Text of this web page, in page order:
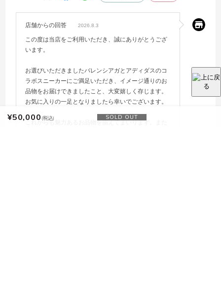
¥50,000 (税込) SOLD OUT
店舗からの回答 2026.8.3
この度は当店をご利用いただき、誠にありがとうござ
います。
お選びいただきましたバレンシアガとアディダスのコ
ラボスニーカーにご満足いただき、イメージ通りのお
品物をお届けできましたこと、大変嬉しく存じます。
お気に入りの一足となりましたら幸いでございます。
これからも魅力あるお品物を揃えてまいります。また